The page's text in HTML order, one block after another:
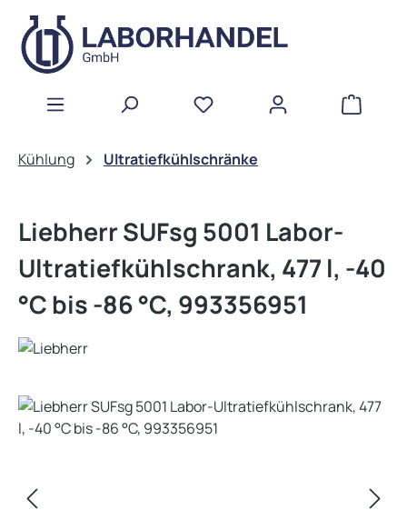
Zum Hauptinhalt springen
Kühlung Ultratiefkühlschränke
Liebherr SUFsg 5001 Labor-
Ultratiefkühlschrank, 477 l, -40
°C bis -86 °C, 993356951
Bildergalerie überspringen